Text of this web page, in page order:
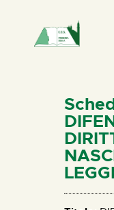
HOME
CHI
NEWS
ELISA